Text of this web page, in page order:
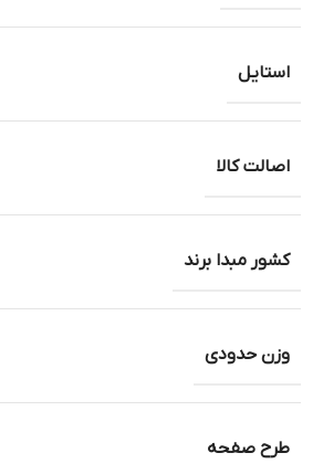
استایل
اصالت کالا
کشور مبدا برند
وزن حدودی
طرح صفحه